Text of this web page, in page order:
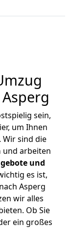
sein,
um Ihnen
Wir sind die
und arbeiten
und
es ist,
Asperg
wir alles
Ob Sie
ein großes